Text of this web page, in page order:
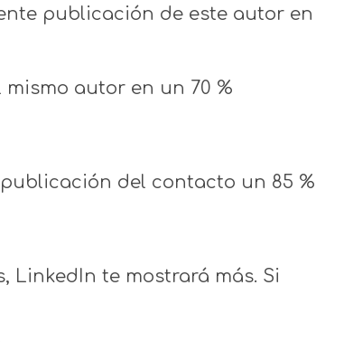
publicación de este autor en
autor en un 70 %
del contacto un 85 %
LinkedIn te mostrará más. Si